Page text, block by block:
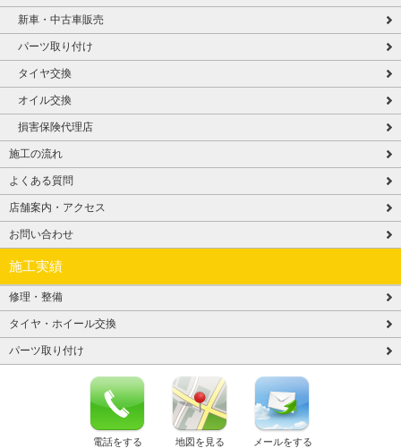
新車・中古車販売
パーツ取り付け
タイヤ交換
オイル交換
損害保険代理店
施工の流れ
よくある質問
店舗案内・アクセス
お問い合わせ
施工実績
修理・整備
タイヤ・ホイール交換
パーツ取り付け
電話をする 地図を見る メールをする